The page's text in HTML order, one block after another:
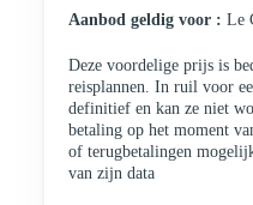
Aanbod geldig voor : Le
Deze voordelige prijs is
reisplannen. In ruil voor
definitief en kan ze niet
betaling op het moment
of terugbetalingen
van zijn data